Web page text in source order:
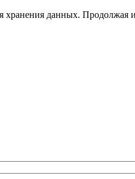
хранения данных. Продолжая